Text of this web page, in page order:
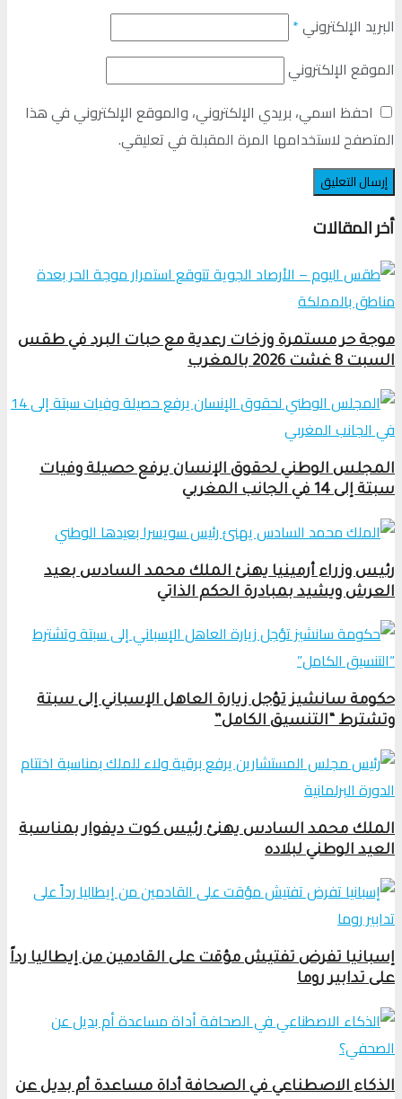
البريد الإلكتروني*
الموقع الإلكتروني
احفظ اسمي، بريدي الإلكتروني، والموقع الإلكتروني في هذا
المتصفح لاستخدامها المرة المقبلة في تعليقي.
أخر المقالات
موجة حر مستمرة وزخات رعدية مع حبات البرد في طقس
السبت 8 غشت 2026 بالمغرب
المجلس الوطني لحقوق الإنسان يرفع حصيلة وفيات
سبتة إلى 14 في الجانب المغربي
رئيس وزراء أرمينيا يهنئ الملك محمد السادس بعيد
العرش ويشيد بمبادرة الحكم الذاتي
حكومة سانشيز تؤجل زيارة العاهل الإسباني إلى سبتة
وتشترط “التنسيق الكامل”
الملك محمد السادس يهنئ رئيس كوت ديفوار بمناسبة
العيد الوطني لبلاده
إسبانيا تفرض تفتيش مؤقت على القادمين من إيطاليا رداً
على تدابير روما
الذكاء الاصطناعي في الصحافة أداة مساعدة أم بديل عن